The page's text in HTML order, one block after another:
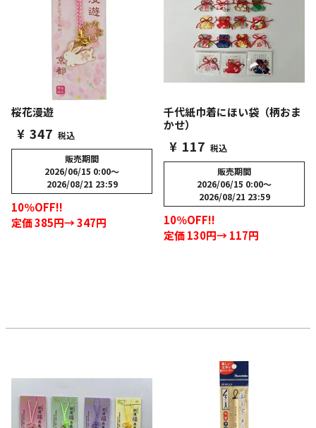
桜花漫遊
¥ 347 税込
販売期間
2026/06/15 0:00〜
2026/08/21 23:59
10％OFF!!
定価 385円→ 347円
千代紙巾着にほい袋（柄おま
かせ）
¥ 117 税込
販売期間
2026/06/15 0:00〜
2026/08/21 23:59
10％OFF!!
定価 130円→ 117円